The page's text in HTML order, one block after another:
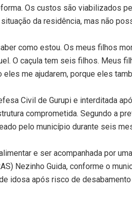
Os custos são viabilizados
da residência, mas não
como estou. Os meus filhos
O caçula tem seis filhos. Meus
eles me ajudarem, porque eles
Civil de Gurupi e interditada
comprometida. Segundo a
pelo município durante seis
e ser acompanhada por
Nezinho Guida, conforme o
idosa após risco de desabamento